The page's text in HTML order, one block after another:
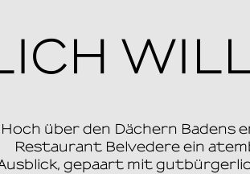
Hoch über den Dächern Badens
Restaurant Belvedere ein
gepaart mit